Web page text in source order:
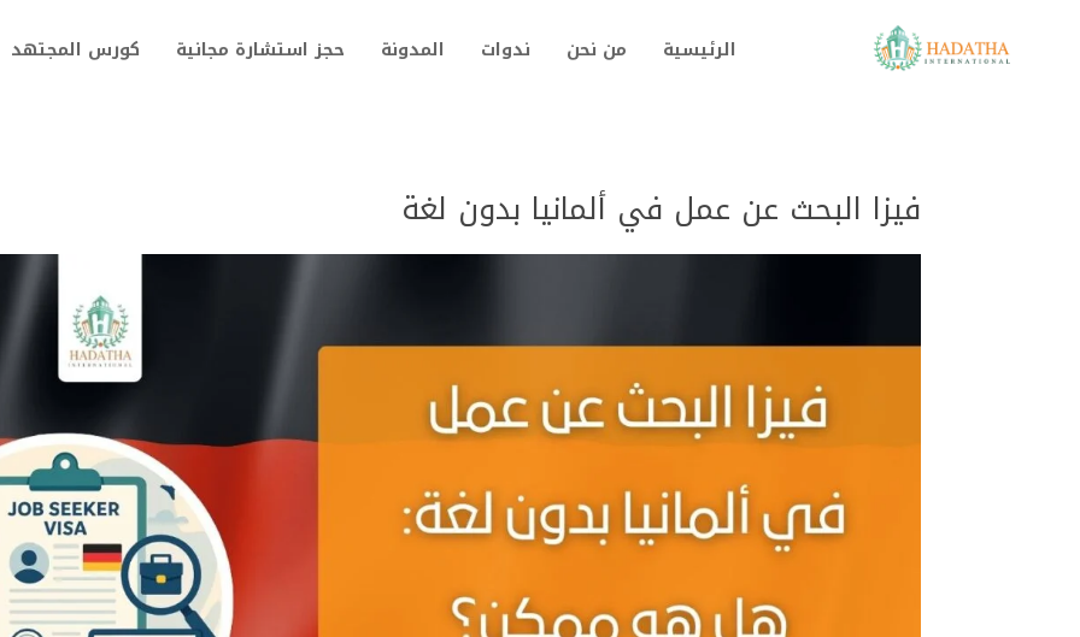
الرئيسية من نحن ندوات المدونة حجز استشارة مجانية كورس المجتهد
فيزا البحث عن عمل في ألمانيا بدون لغة